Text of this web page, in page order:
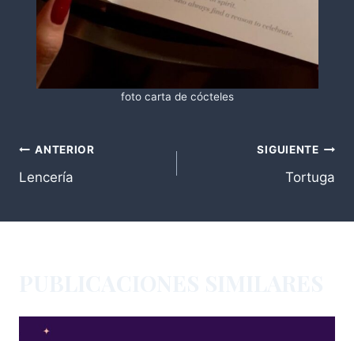
foto carta de cócteles
NAVEGACIÓN
DE
ANTERIOR
Lencería
SIGUIENTE
Tortuga